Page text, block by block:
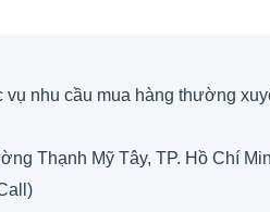
nhu cầu mua hàng thường
Thạnh Mỹ Tây, TP. Hồ Chí